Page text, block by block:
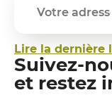
Lire la dernière
Suivez-
et restez